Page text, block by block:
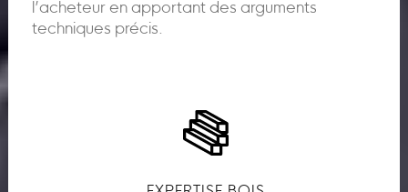
l’acheteur en apportant des arguments
techniques précis.